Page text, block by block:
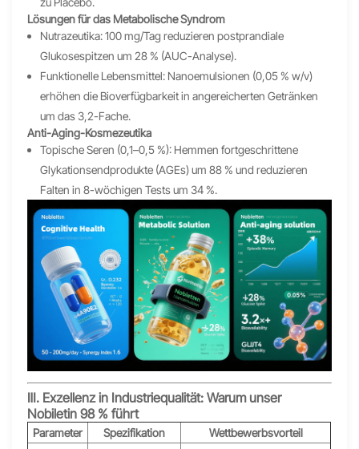
Lösungen für das Metabolische Syndrom
Nutrazeutika: 100 mg/Tag reduzieren postprandiale
Glukosespitzen um 28 % (AUC-Analyse).
Funktionelle Lebensmittel: Nanoemulsionen (0,05 % w/v)
erhöhen die Bioverfügbarkeit in angereicherten Getränken
um das 3,2-Fache.
Anti-Aging-Kosmezeutika
Topische Seren (0,1–0,5 %): Hemmen fortgeschrittene
Glykationsendprodukte (AGEs) um 88 % und reduzieren
Falten in 8-wöchigen Tests um 34 %.
Ⅲ. Exzellenz in Industriequalität: Warum unser
Nobiletin 98 % führt
Parameter Spezifikation Wettbewerbsvorteil